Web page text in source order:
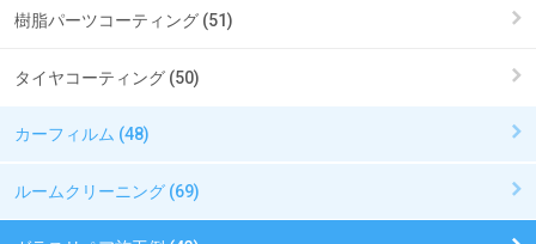
樹脂パーツコーティング (51)
タイヤコーティング (50)
カーフィルム (48)
ルームクリーニング (69)